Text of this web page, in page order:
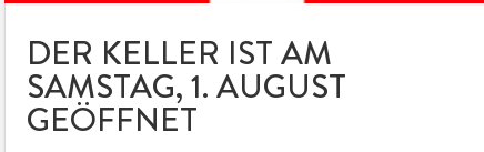
DER KELLER IST AM
SAMSTAG, 1. AUGUST
GEÖFFNET